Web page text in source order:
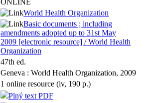
ONLINE
World Health Organization
Basic documents ; including
amendments adopted up to 31st May
2009 [electronic resource] / World Health
Organization
47th ed.
Geneva : World Health Organization, 2009
1 online resource (iv, 190 p.)
Plný text PDF